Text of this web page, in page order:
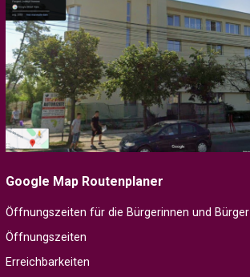
Google Map Routenplaner
Öffnungszeiten für die Bürgerinnen und Bürger
Öffnungszeiten
Erreichbarkeiten